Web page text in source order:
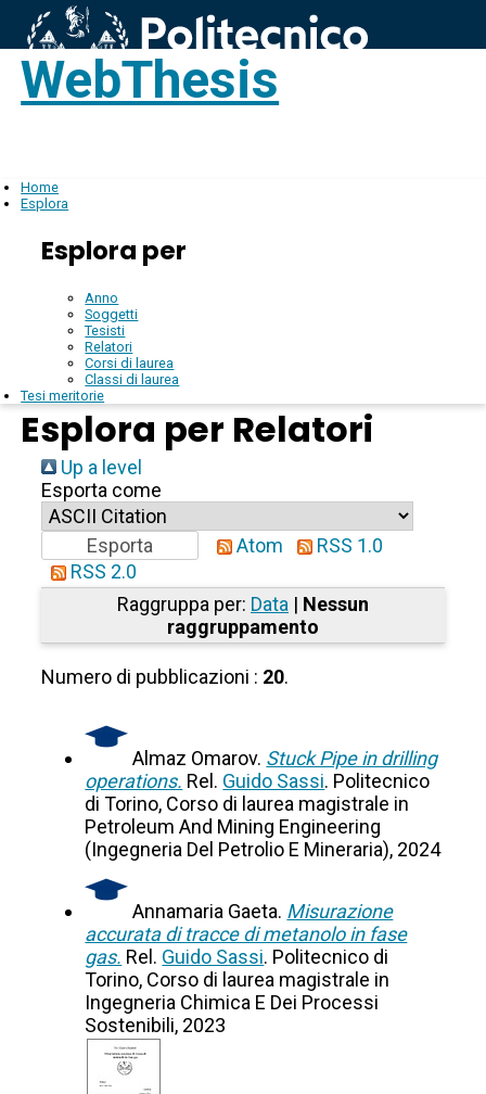
WebThesis
Home
Esplora
Esplora per
Anno
Soggetti
Tesisti
Relatori
Corsi di laurea
Classi di laurea
Tesi meritorie
Esplora per Relatori
Up a level
Esporta come
Atom
RSS 1.0
RSS 2.0
Raggruppa per: Data | Nessun
raggruppamento
Numero di pubblicazioni : 20.
Almaz Omarov. Stuck Pipe in drilling
operations. Rel. Guido Sassi. Politecnico
di Torino, Corso di laurea magistrale in
Petroleum And Mining Engineering
(Ingegneria Del Petrolio E Mineraria), 2024
Annamaria Gaeta. Misurazione
accurata di tracce di metanolo in fase
gas. Rel. Guido Sassi. Politecnico di
Torino, Corso di laurea magistrale in
Ingegneria Chimica E Dei Processi
Sostenibili, 2023